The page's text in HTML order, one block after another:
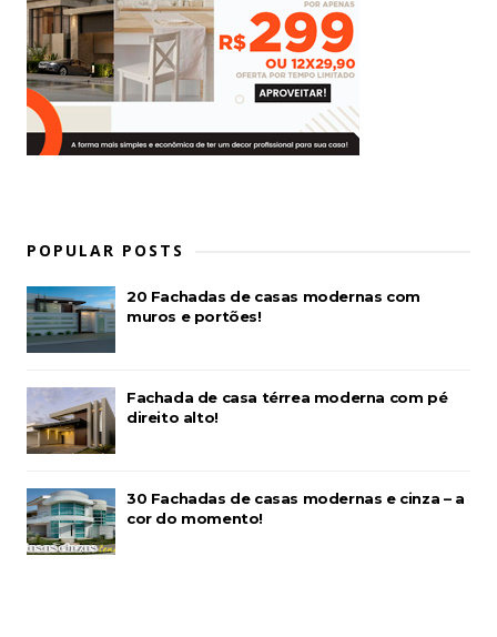
POPULAR POSTS
20 Fachadas de casas modernas com
muros e portões!
Fachada de casa térrea moderna com pé
direito alto!
30 Fachadas de casas modernas e cinza – a
cor do momento!